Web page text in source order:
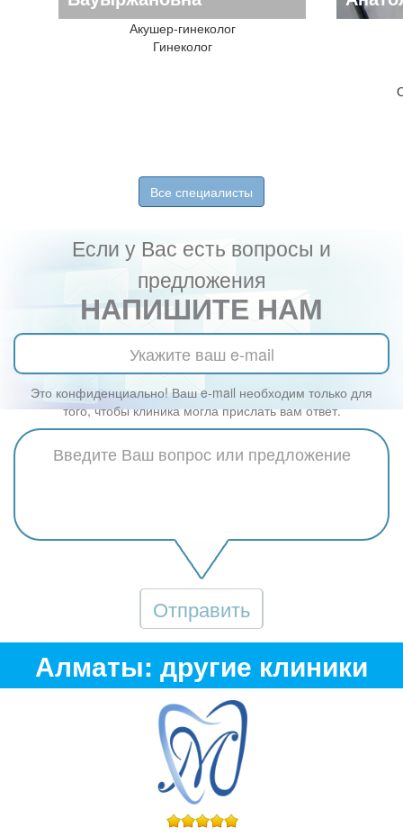
Акушер-гинеколог
Гинеколог
Все специалисты
Если у Вас есть вопросы и
предложения
НАПИШИТЕ НАМ
Это конфиденциально! Ваш e-mail необходим только для
того, чтобы клиника могла прислать вам ответ.
Отправить
Алматы: другие клиники